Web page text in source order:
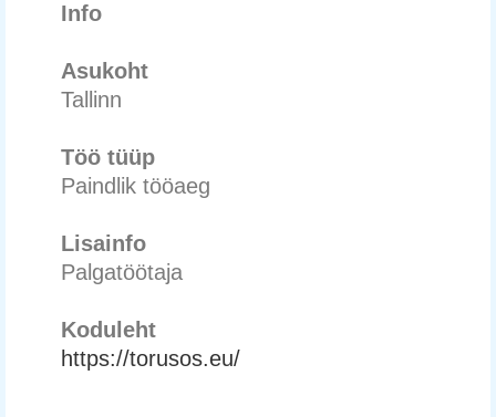
Info
Asukoht
Tallinn
Töö tüüp
Paindlik tööaeg
Lisainfo
Palgatöötaja
Koduleht
https://torusos.eu/